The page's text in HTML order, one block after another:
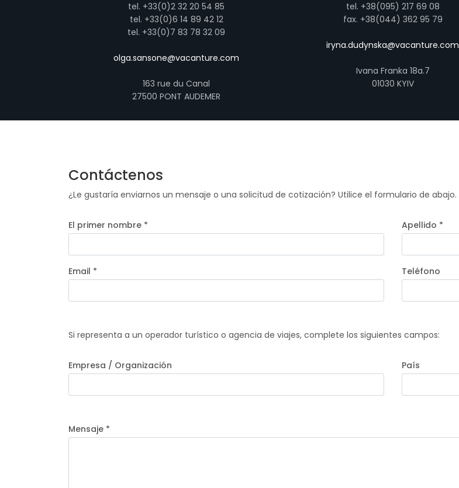
tel. +33(0)2 32 20 54 85
tel. +33(0)6 14 89 42 12
tel. +33(0)7 83 78 32 09
olga.sansone@vacanture.com
163 rue du Canal
27500 PONT AUDEMER
tel. +38(095) 217 69 08
fax. +38(044) 362 95 79
iryna.dudynska@vacanture.com
Ivana Franka 18a.7
01030 KYIV
Contáctenos
¿Le gustaría enviarnos un mensaje o una solicitud de cotización? Utilice el formulario de abajo.
El primer nombre * Apellido *
Email * Teléfono
Si representa a un operador turístico o agencia de viajes, complete los siguientes campos:
Empresa / Organización País
Mensaje *